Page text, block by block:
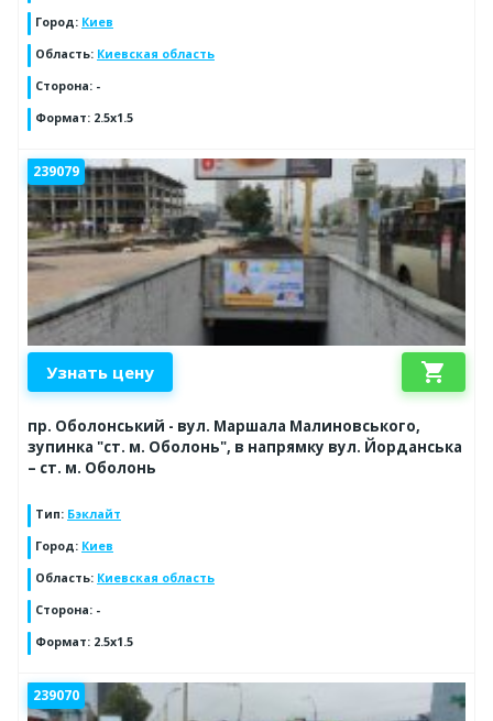
Город: Киев
Область: Киевская область
Сторона: -
Формат: 2.5x1.5
239079
Узнать цену shopping_cart
пр. Оболонський - вул. Маршала Малиновського,
зупинка "ст. м. Оболонь", в напрямку вул. Йорданська
– ст. м. Оболонь
Тип: Бэклайт
Город: Киев
Область: Киевская область
Сторона: -
Формат: 2.5x1.5
239070